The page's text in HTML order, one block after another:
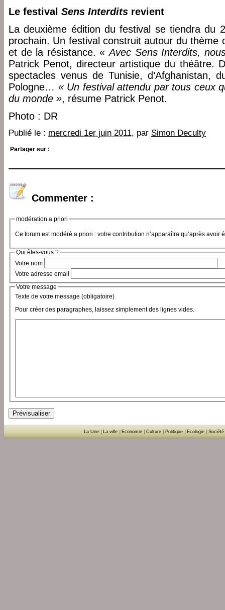
Le festival Sens Interdits revient
La deuxième édition du festival se tiendra du
prochain. Un festival construit autour du thème
et de la résistance.« Avec Sens Interdits,
Patrick Penot, directeur artistique du théâtre.
spectacles venus de Tunisie, d’Afghanistan,
Pologne… « Un festival attendu par tous ceux
du monde », résume Patrick Penot.
Photo : DR
Publié le : mercredi 1er juin 2011, par Simon Deculty
Partager sur :
Commenter :
modération a priori
Ce forum est modéré a priori : votre contribution n’apparaîtra qu’après avoir
Qui êtes-vous ?
Votre nom
Votre adresse email
Votre message
Texte de votre message (obligatoire)
Pour créer des paragraphes, laissez simplement des lignes vides.
La Une La ville Economie Culture Politique Ecologie Société